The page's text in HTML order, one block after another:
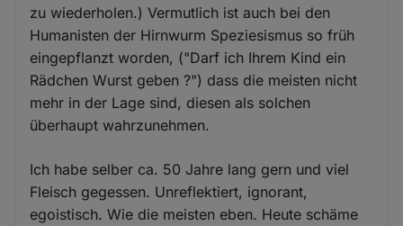
zu wiederholen.) Vermutlich ist auch bei den
Humanisten der Hirnwurm Speziesismus so früh
eingepflanzt worden, ("Darf ich Ihrem Kind ein
Rädchen Wurst geben ?") dass die meisten nicht
mehr in der Lage sind, diesen als solchen
überhaupt wahrzunehmen.
Ich habe selber ca. 50 Jahre lang gern und viel
Fleisch gegessen. Unreflektiert, ignorant,
egoistisch. Wie die meisten eben. Heute schäme